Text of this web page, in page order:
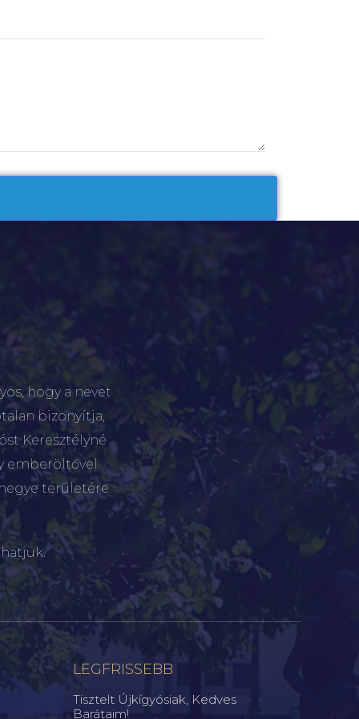
hogy a nevet
bizonyítja,
Keresztélyné
emberöltővel
területére
LEGFRISSEBB
Tisztelt Újkígyósiak, Kedves
Barátaim!